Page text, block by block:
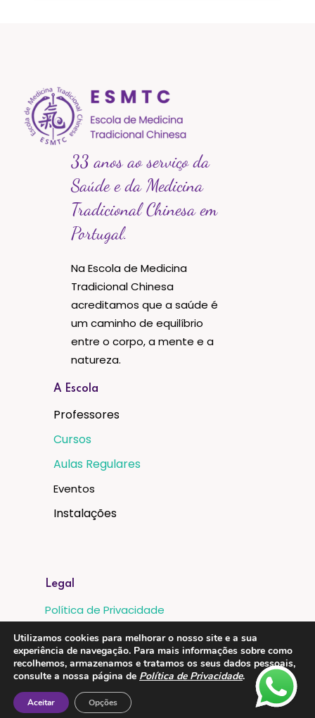
33 anos ao serviço da
Saúde e da Medicina
Tradicional Chinesa em
Portugal.
Na Escola de Medicina
Tradicional Chinesa
acreditamos que a saúde é
um caminho de equilíbrio
entre o corpo, a mente e a
natureza.
A Escola
Professores
Cursos
Aulas Regulares
Eventos
Instalações
Legal
Política de Privacidade
Proteção de Dados
Livro de Reclamações
Metodos de Pagamento:
Utilizamos cookies para melhorar o nosso site e a sua
experiência de navegação. Para mais informações sobre como
recolhemos, armazenamos e tratamos os seus dados pessoais,
consulte a nossa página de Política de Privacidade.
Aceitar Opções